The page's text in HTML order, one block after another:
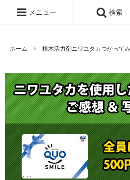
メニュー 検索
ホーム 植木活力剤ニワユタカつかって